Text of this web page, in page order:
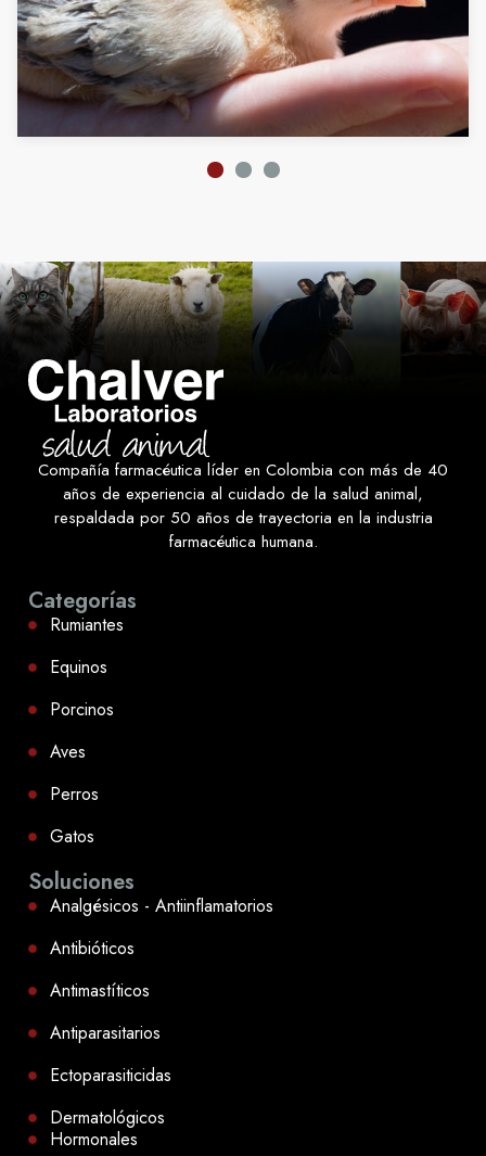
3
Compañía farmacéutica líder en Colombia con más de 40
años de experiencia al cuidado de la salud animal,
respaldada por 50 años de trayectoria en la industria
farmacéutica humana.
Soluciones
Analgésicos - Antiinflamatorios
Antibióticos
Antimastíticos
Antiparasitarios
Ectoparasiticidas
Dermatológicos
Hormonales
Categorías
Rumiantes
Equinos
Porcinos
Aves
Perros
Gatos